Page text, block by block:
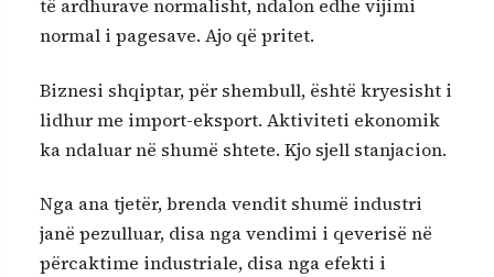
të ardhurave normalisht, ndalon edhe vijimi
normal i pagesave. Ajo që pritet.
Biznesi shqiptar, për shembull, është kryesisht i
lidhur me import-eksport. Aktiviteti ekonomik
ka ndaluar në shumë shtete. Kjo sjell stanjacion.
Nga ana tjetër, brenda vendit shumë industri
janë pezulluar, disa nga vendimi i qeverisë në
përcaktime industriale, disa nga efekti i